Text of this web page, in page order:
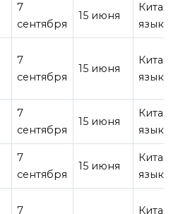
7
сентября
15 июня
язык
7
сентября
15 июня
язык
7
сентября
15 июня
язык
7
сентября
15 июня
язык
7